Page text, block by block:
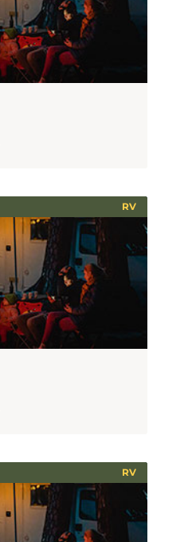
RV
RV